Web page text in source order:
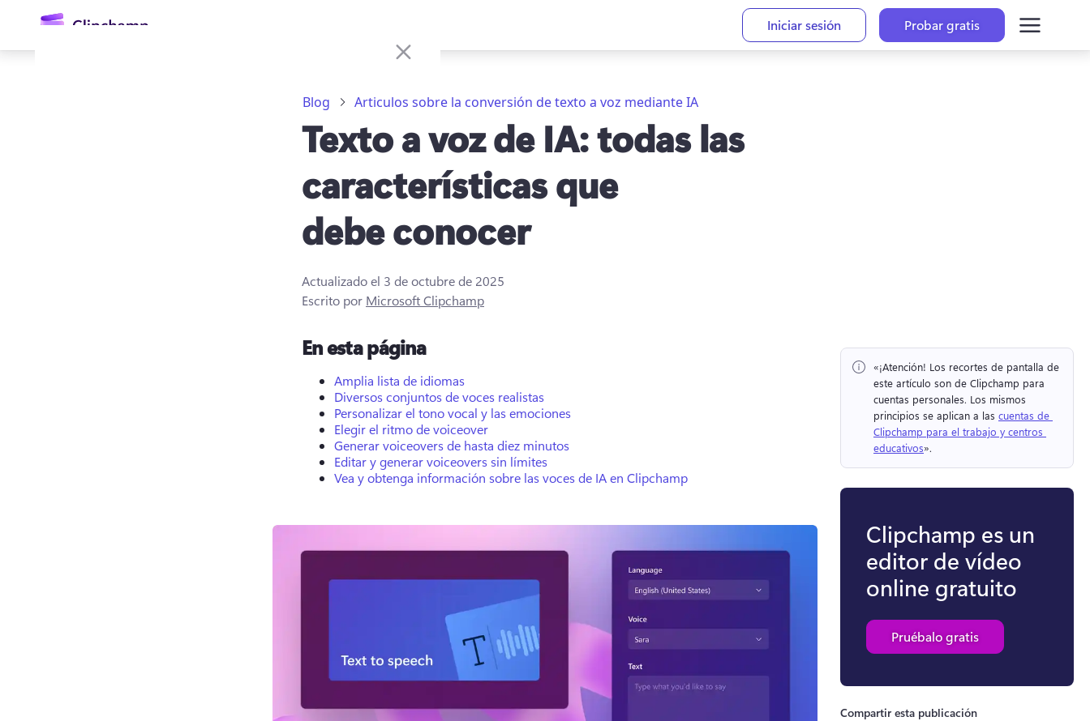
principal
Iniciar sesión Probar gratis
Blog Articulos sobre la conversión de texto a voz mediante IA
Texto a voz de IA: todas las
características que
debe conocer
Actualizado el 3 de octubre de 2025
Escrito por Microsoft Clipchamp
En esta página
Amplia lista de idiomas
Diversos conjuntos de voces realistas
Personalizar el tono vocal y las emociones
Elegir el ritmo de voiceover
Generar voiceovers de hasta diez minutos
Editar y generar voiceovers sin límites
Vea y obtenga información sobre las voces de IA en Clipchamp
«¡Atención! Los recortes de pantalla de
este artículo son de Clipchamp para
cuentas personales. Los mismos
principios se aplican a las cuentas de
Clipchamp para el trabajo y centros
educativos».
Clipchamp es un
editor de vídeo
online gratuito
Pruébalo gratis
Compartir esta publicación